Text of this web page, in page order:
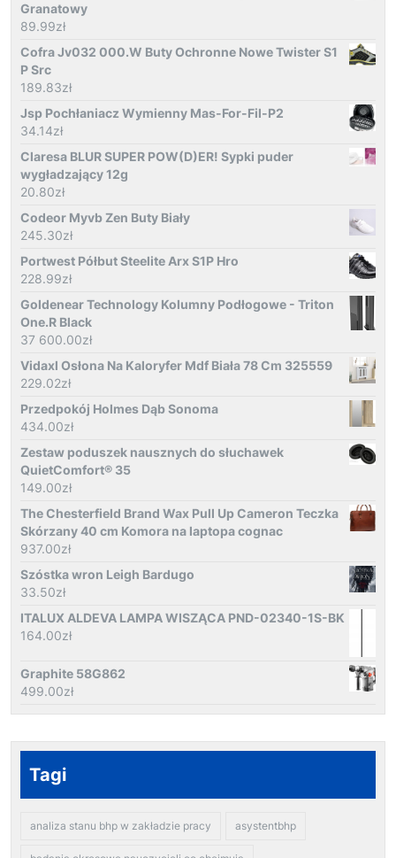
Granatowy
89.99zł
Cofra Jv032 000.W Buty Ochronne Nowe Twister S1
P Src
189.83zł
Jsp Pochłaniacz Wymienny Mas-For-Fil-P2
34.14zł
Claresa BLUR SUPER POW(D)ER! Sypki puder
wygładzający 12g
20.80zł
Codeor Myvb Zen Buty Biały
245.30zł
Portwest Półbut Steelite Arx S1P Hro
228.99zł
Goldenear Technology Kolumny Podłogowe - Triton
One.R Black
37 600.00zł
Vidaxl Osłona Na Kaloryfer Mdf Biała 78 Cm 325559
229.02zł
Przedpokój Holmes Dąb Sonoma
434.00zł
Zestaw poduszek nausznych do słuchawek
QuietComfort® 35
149.00zł
The Chesterfield Brand Wax Pull Up Cameron Teczka
Skórzany 40 cm Komora na laptopa cognac
937.00zł
Szóstka wron Leigh Bardugo
33.50zł
ITALUX ALDEVA LAMPA WISZĄCA PND-02340-1S-BK
164.00zł
Graphite 58G862
499.00zł
Tagi
analiza stanu bhp w zakładzie pracy asystentbhp